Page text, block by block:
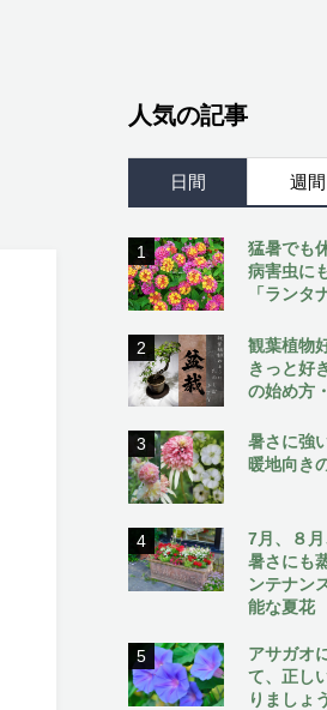
人気の記事
日間 週間
1
猛暑でも
病害虫に
「ランタ
2
観葉植物
きっと好
の始め方
3
暑さに強
暖地向き
4
7月、８
暑さにも
ンテナン
能な夏花
5
アサガオ
て、正し
りましょう